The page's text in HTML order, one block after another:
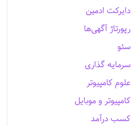
دایرکت ادمین
رپورتاژ آگهی‌ها
سئو
سرمایه گذاری
علوم کامپیوتر
کامپیوتر و موبایل
کسب درآمد